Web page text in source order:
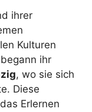
ihrer
Kulturen
ihr
, wo sie sich
Diese
Erlernen